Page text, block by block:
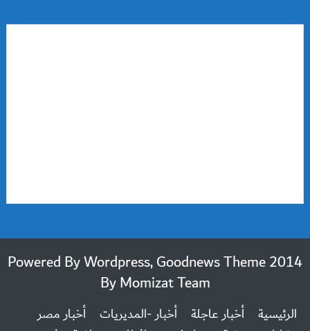
2014 Powered By Wordpress, Goodnews Theme
ByMomizat Team
الرئيسية أخبار عاجلة أخبار -المديريات
أخبار مصر